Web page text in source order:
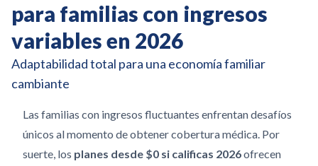
para familias con ingresos
variables en 2026
Adaptabilidad total para una economía familiar
cambiante
Las familias con ingresos fluctuantes enfrentan desafíos
únicos al momento de obtener cobertura médica. Por
suerte, los planes desde $0 si calificas 2026ofrecen